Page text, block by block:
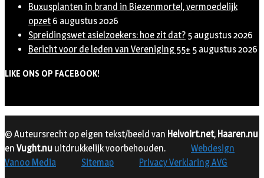
Buxusplanten in brand in Biezenmortel, vermoedelijk
opzet 6 augustus 2026
Spreidingswet asielzoekers: hoe zit dat? 5 augustus 2026
Bericht voor de leden van Vereniging 55+ 5 augustus 2026
LIKE ONS OP FACEBOOK!
© Auteursrecht op eigen tekst/beeld van Helvoirt.net, Haaren.nu
en Vught.nu uitdrukkelijk voorbehouden.
Webdesign
Vanoo Media
Sitemap Privacy Verklaring AVG